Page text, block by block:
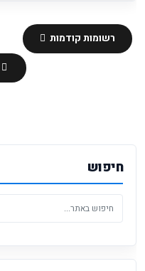
רשומות קודמות
חיפוש